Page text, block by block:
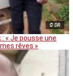
© DR
: « Je pousse une
rêves »